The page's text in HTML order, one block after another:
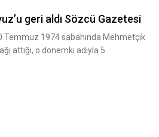
geri aldı Sözcü Gazetesi
Temmuz 1974 sabahında Mehmetçik
attığı, o dönemki adıyla 5